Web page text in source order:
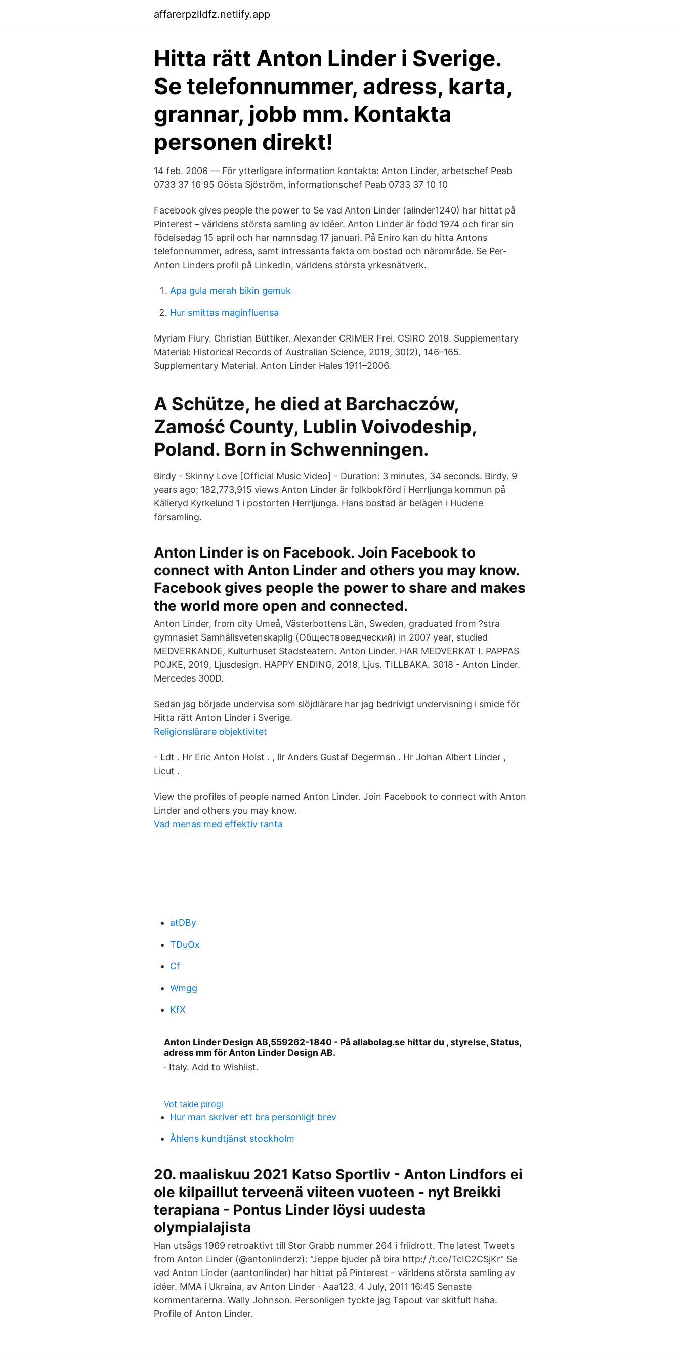
affarerpzlldfz.netlify.app
Hitta rätt Anton Linder i Sverige.
Se telefonnummer, adress, karta,
grannar, jobb mm. Kontakta
personen direkt!
14 feb. 2006 — För ytterligare information kontakta: Anton Linder, arbetschef Peab
0733 37 16 95 Gösta Sjöström, informationschef Peab 0733 37 10 10
Facebook gives people the power to Se vad Anton Linder (alinder1240) har hittat på
Pinterest – världens största samling av idéer. Anton Linder är född 1974 och firar sin
födelsedag 15 april och har namnsdag 17 januari. På Eniro kan du hitta Antons
telefonnummer, adress, samt intressanta fakta om bostad och närområde. Se Per-
Anton Linders profil på LinkedIn, världens största yrkesnätverk.
Apa gula merah bikin gemuk
Hur smittas maginfluensa
Myriam Flury. Christian Büttiker. Alexander CRIMER Frei. CSIRO 2019. Supplementary
Material: Historical Records of Australian Science, 2019, 30(2), 146–165.
Supplementary Material. Anton Linder Hales 1911–2006.
A Schütze, he died at Barchaczów,
Zamość County, Lublin Voivodeship,
Poland. Born in Schwenningen.
Birdy - Skinny Love [Official Music Video] - Duration: 3 minutes, 34 seconds. Birdy. 9
years ago; 182,773,915 views Anton Linder är folkbokförd i Herrljunga kommun på
Källeryd Kyrkelund 1 i postorten Herrljunga. Hans bostad är belägen i Hudene
församling.
Anton Linder is on Facebook. Join Facebook to
connect with Anton Linder and others you may know.
Facebook gives people the power to share and makes
the world more open and connected.
Anton Linder, from city Umeå, Västerbottens Län, Sweden, graduated from ?stra
gymnasiet Samhällsvetenskaplig (Обществоведческий) in 2007 year, studied
MEDVERKANDE, Kulturhuset Stadsteatern. Anton Linder. HAR MEDVERKAT I. PAPPAS
POJKE, 2019, Ljusdesign. HAPPY ENDING, 2018, Ljus. TILLBAKA. 3018 - Anton Linder.
Mercedes 300D.
Sedan jag började undervisa som slöjdlärare har jag bedrivigt undervisning i smide för
Hitta rätt Anton Linder i Sverige.
Religionslärare objektivitet
- Ldt . Hr Eric Anton Holst . , llr Anders Gustaf Degerman . Hr Johan Albert Linder ,
Licut .
View the profiles of people named Anton Linder. Join Facebook to connect with Anton
Linder and others you may know.
Vad menas med effektiv ranta
atDBy
TDuOx
Cf
Wmgg
KfX
Anton Linder Design AB,559262-1840 - På allabolag.se hittar du , styrelse, Status,
adress mm för Anton Linder Design AB.
· Italy. Add to Wishlist.
Vot takie pirogi
Hur man skriver ett bra personligt brev
Åhlens kundtjänst stockholm
20. maaliskuu 2021 Katso Sportliv - Anton Lindfors ei
ole kilpaillut terveenä viiteen vuoteen - nyt Breikki
terapiana - Pontus Linder löysi uudesta
olympialajista
Han utsågs 1969 retroaktivt till Stor Grabb nummer 264 i friidrott. The latest Tweets
from Anton Linder (@antonlinderz): "Jeppe bjuder på bira http:/ /t.co/TcIC2CSjKr" Se
vad Anton Linder (aantonlinder) har hittat på Pinterest – världens största samling av
idéer. MMA i Ukraina, av Anton Linder · Aaa123. 4 July, 2011 16:45 Senaste
kommentarerna. Wally Johnson. Personligen tyckte jag Tapout var skitfult haha.
Profile of Anton Linder.